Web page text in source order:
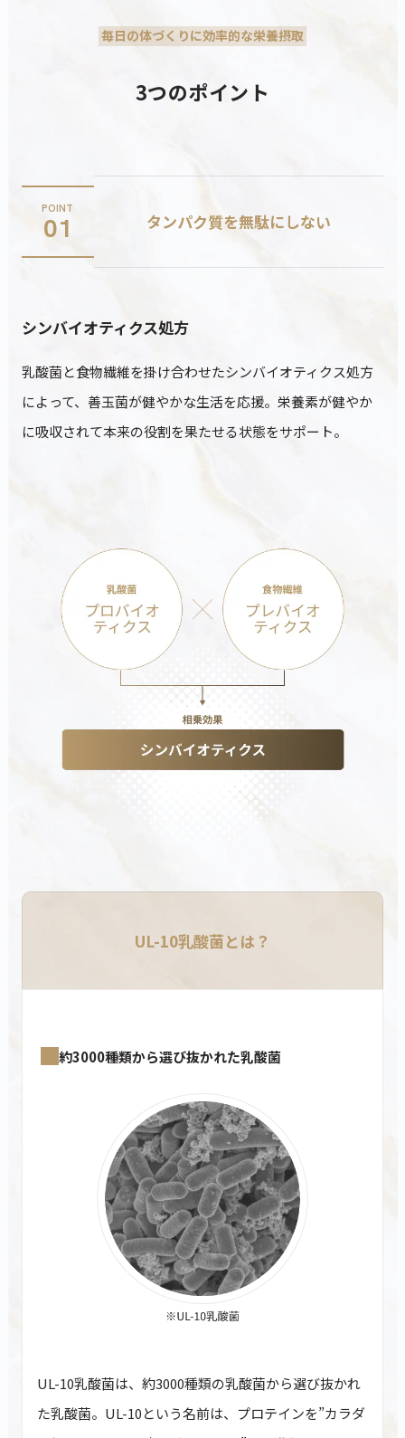
毎日の体づくりに効率的な栄養摂取
3つのポイント
POINT
01 タンパク質を無駄にしない
シンバイオティクス処方
乳酸菌と食物繊維を掛け合わせたシンバイオティクス処方
によって、善玉菌が健やかな生活を応援。栄養素が健やか
に吸収されて本来の役割を果たせる状態をサポート。
UL-10乳酸菌とは？
約3000種類から選び抜かれた乳酸菌
UL-10乳酸菌は、約3000種類の乳酸菌から選び抜かれ
た乳酸菌。UL-10という名前は、プロテインを”カラダ
カートに商品を追加しました
カートを確認